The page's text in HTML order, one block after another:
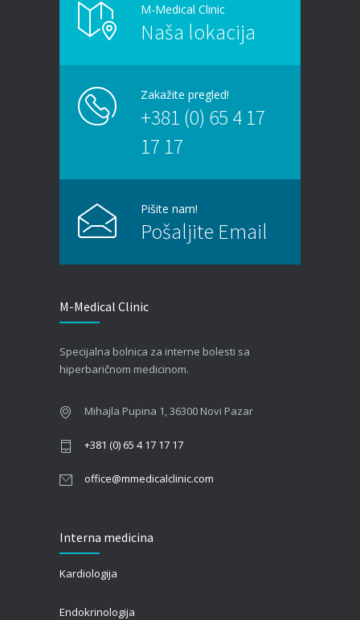
M-Medical Clinic
Naša lokacija
Zakažite pregled!
+381 (0) 65 4 17
17 17
Pišite nam!
Pošaljite Email
M-Medical Clinic
Specijalna bolnica za interne bolesti sa
hiperbaričnom medicinom.
Mihajla Pupina 1, 36300 Novi Pazar
+381 (0) 65 4 17 17 17
office@mmedicalclinic.com
Interna medicina
Kardiologija
Endokrinologija